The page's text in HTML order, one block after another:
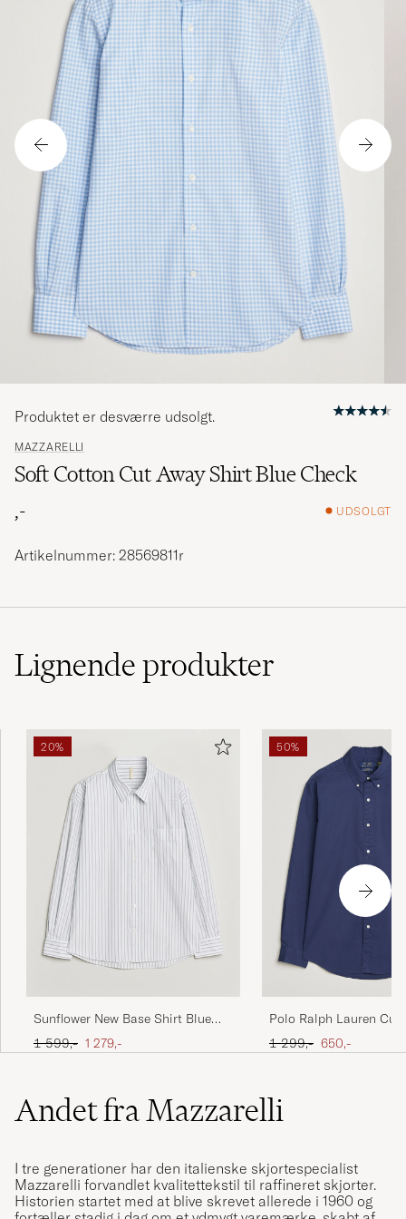
MAZZARELLI
Soft Cotton Cut Away Shirt Blue Check
,-
UDSOLGT
Produktet er desværre udsolgt.
Artikelnummer: 28569811r
Lignendeprodukter
20%
Sunflower New Base Shirt Blue
Stripe
Ordinary pris
1 599,- Nedsat pris
1 279,-
50%
Polo Ralph Lauren
Garment Twill Shirt
Ordinary pris
1 299,- Nedsat pris
650,-
Andet fra Mazzarelli
I tre generationer har den italienske skjortespecialist
Mazzarelli forvandlet kvalitettekstil til raffineret skjorter.
Historien startet med at blive skrevet allerede i 1960 og